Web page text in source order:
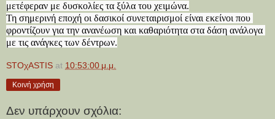
μετέφεραν με δυσκολίες τα ξύλα του χειμώνα.
Τη σημερινή εποχή οι δασικοί συνεταιρισμοί είναι εκείνοι που
φροντίζουν για την ανανέωση και καθαριότητα στα δάση ανάλογα
με τις ανάγκες των δέντρων.
STOχASTIS at 10:53:00 μ.μ.
Κοινή χρήση
Δεν υπάρχουν σχόλια: